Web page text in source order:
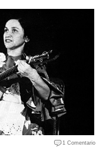
1 Comentario